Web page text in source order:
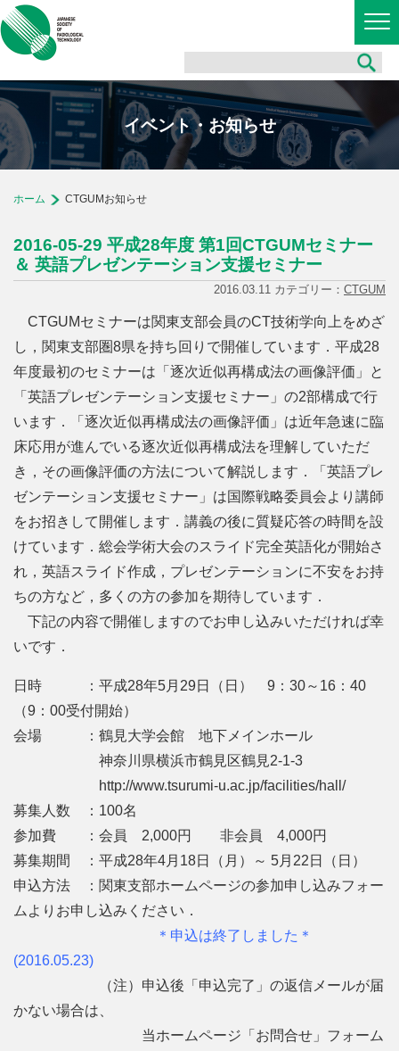
イベント・お知らせ
ホーム CTGUMお知らせ
2016-05-29 平成28年度 第1回CTGUMセミナー
＆ 英語プレゼンテーション支援セミナー
2016.03.11 カテゴリー： CTGUM
CTGUMセミナーは関東支部会員のCT技術学向上をめざ
し，関東支部圏8県を持ち回りで開催しています．平成28
年度最初のセミナーは「逐次近似再構成法の画像評価」と
「英語プレゼンテーション支援セミナー」の2部構成で行
います．「逐次近似再構成法の画像評価」は近年急速に臨
床応用が進んでいる逐次近似再構成法を理解していただ
き，その画像評価の方法について解説します．「英語プレ
ゼンテーション支援セミナー」は国際戦略委員会より講師
をお招きして開催します．講義の後に質疑応答の時間を設
けています．総会学術大会のスライド完全英語化が開始さ
れ，英語スライド作成，プレゼンテーションに不安をお持
ちの方など，多くの方の参加を期待しています．
下記の内容で開催しますのでお申し込みいただければ幸
いです．
日時 ：平成28年5月29日（日） 9：30～16：40
（9：00受付開始）
会場 ：鶴見大学会館 地下メインホール
神奈川県横浜市鶴見区鶴見2-1-3
http://www.tsurumi-u.ac.jp/facilities/hall/
募集人数 ：100名
参加費 ：会員 2,000円 非会員 4,000円
募集期間 ：平成28年4月18日（月）～ 5月22日（日）
申込方法 ：関東支部ホームページの参加申し込みフォー
ムよりお申し込みください．
＊申込は終了しました＊
(2016.05.23)
（注）申込後「申込完了」の返信メールが届
かない場合は、
当ホームページ「お問合せ」フォーム